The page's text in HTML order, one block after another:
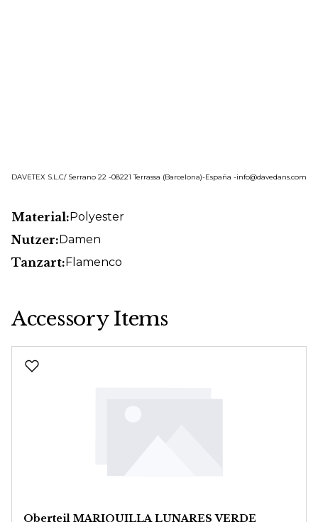
DAVETEX S.L.C/ Serrano 22 -08221 Terrassa (Barcelona)-España -info@davedans.com
Material:Polyester
Nutzer:Damen
Tanzart:Flamenco
Accessory Items
Oberteil MARIQUILLA LUNARES VERDE